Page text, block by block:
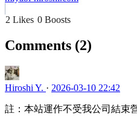
2 Likes 0 Boosts
Comments (2)
Hiroshi Y. · 2026-03-10 22:42
註：本站運作不受我公司結束